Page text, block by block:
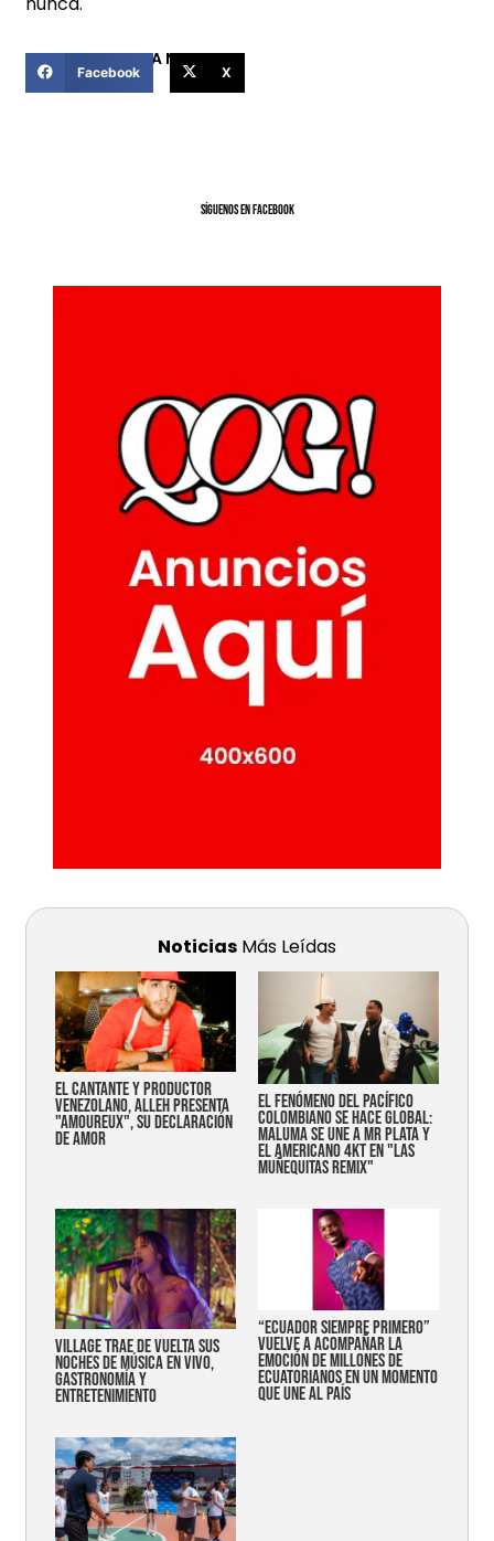
COMPARTIR ESTA NOTICIA
Facebook X
SíGUENOS EN FACEBOOK
Noticias Más Leídas
EL CANTANTE Y PRODUCTOR
VENEZOLANO, ALLEH PRESENTA
"AMOUREUX", SU DECLARACIÓN
DE AMOR
EL FENÓMENO DEL PACÍFICO
COLOMBIANO SE HACE GLOBAL:
MALUMA SE UNE A MR PLATA Y
EL AMERICANO 4KT EN "LAS
MUÑEQUITAS REMIX"
Village trae de vuelta sus
noches de música en vivo,
gastronomía y
entretenimiento
“Ecuador siempre primero”
vuelve a acompañar la
emoción de millones de
ecuatorianos en un momento
que une al país